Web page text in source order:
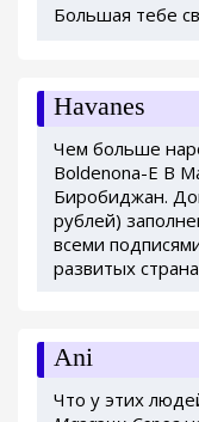
Большая тебе
Havanes
Чем больше
Boldenona-E В
Биробиджан.
рублей)
всеми
развитых
Ani
Что у этих